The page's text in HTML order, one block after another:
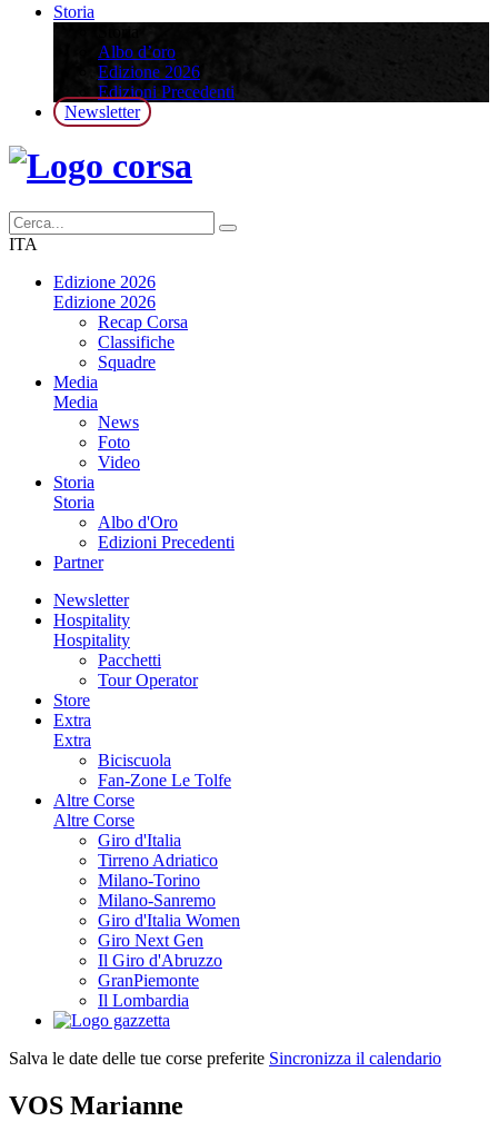
Storia
Albo d’oro
Edizione 2026
Edizioni Precedenti
Newsletter
ITA
Edizione 2026
Edizione 2026
Recap Corsa
Classifiche
Squadre
Media
Media
News
Foto
Video
Storia
Storia
Albo d'Oro
Edizioni Precedenti
Partner
Newsletter
Hospitality
Hospitality
Pacchetti
Tour Operator
Store
Extra
Extra
Biciscuola
Fan-Zone Le Tolfe
Altre Corse
Altre Corse
Giro d'Italia
Tirreno Adriatico
Milano-Torino
Milano-Sanremo
Giro d'Italia Women
Giro Next Gen
Il Giro d'Abruzzo
GranPiemonte
Il Lombardia
Salva le date delle tue corse preferite Sincronizza il calendario
VOS Marianne